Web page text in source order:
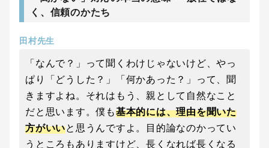
く、信頼のかたち
田村先生
「なんで？」って聞くわけじゃないけど、やっ
ぱり「どうした？」「何かあった？」って、聞
きますよね。それはもう、親として自然なこと
だと思います。僕も基本的には、理由を聞いた
方がいいと思うんですよ。目的論なのかってい
うところもありますけど、長くなれば長くなる